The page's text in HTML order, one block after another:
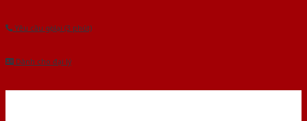
Yêu cầu gọi lại (3 phút)
Dành cho đại lý